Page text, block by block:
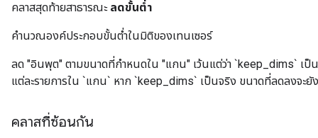
คลาสสุดท้ายสาธารณะ ลดขั้นต่ำ
คำนวณองค์ประกอบขั้นต่ำในมิติของเทนเซอร์
ลด "อินพุต" ตามขนาดที่กำหนดใน "แกน" เว้นแต่ว่า `keep_dims` เป็
แต่ละรายการใน `แกน` หาก `keep_dims` เป็นจริง ขนาดที่ลดลงจะยั
คลาสที่ซ้อนกัน